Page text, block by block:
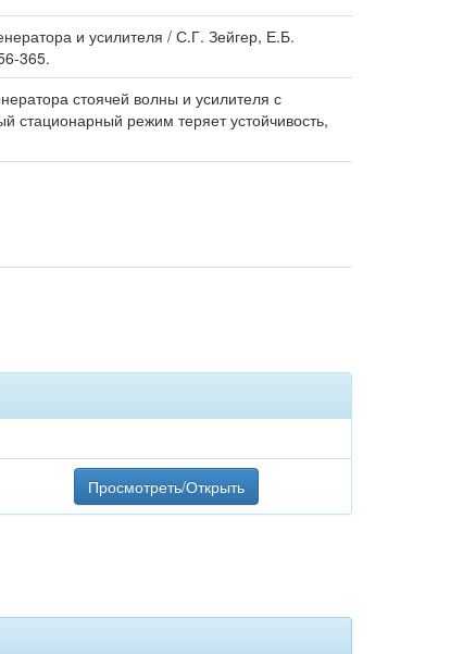
и усилителя / С.Г. Зейгер, Е.Б.
365.
стоячей волны и усилителя с
стационарный режим теряет устойчивость,
Просмотреть/Открыть